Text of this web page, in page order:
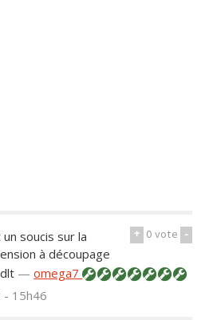
+ 0vote -
soucis sur la
à découpage
—omega7
15h46